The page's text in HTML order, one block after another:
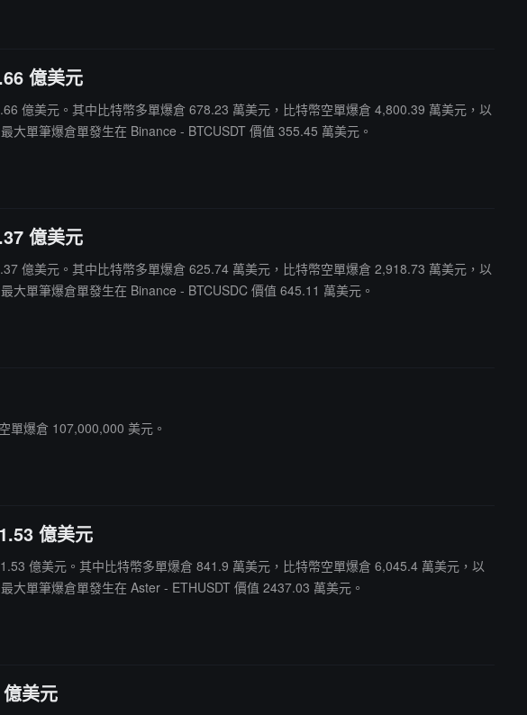
億美元
億美元。其中比特幣多單爆倉 678.23 萬美元，比特幣空單爆倉 4,800.39 萬美元，以
單筆爆倉單發生在 Binance - BTCUSDT 價值 355.45 萬美元。
億美元
億美元。其中比特幣多單爆倉 625.74 萬美元，比特幣空單爆倉 2,918.73 萬美元，以
單筆爆倉單發生在 Binance - BTCUSDC 價值 645.11 萬美元。
單爆倉 107,000,000 美元。
億美元
億美元。其中比特幣多單爆倉 841.9 萬美元，比特幣空單爆倉 6,045.4 萬美元，以
單筆爆倉單發生在 Aster - ETHUSDT 價值 2437.03 萬美元。
美元